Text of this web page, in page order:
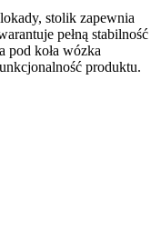
stolik zapewnia
pełną stabilność
pod koła wózka
produktu.